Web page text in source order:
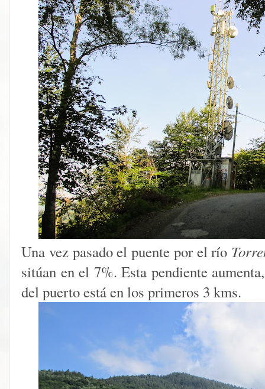
Una vez pasado el puente por el río
sitúan en el 7%. Esta pendiente
del puerto está en los primeros 3 kms.